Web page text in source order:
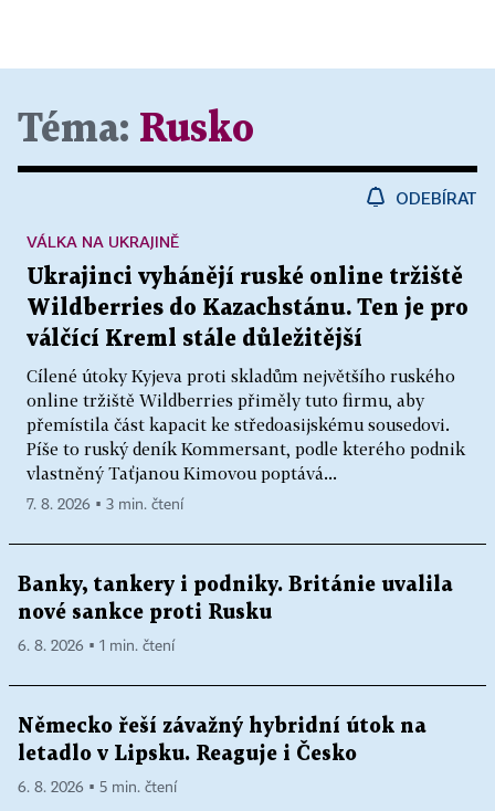
Téma: Rusko
ODEBÍRAT
Ukrajinci vyhánějí ruské online tržiště
Wildberries do Kazachstánu. Ten je pro
válčící Kreml stále důležitější
Cílené útoky Kyjeva proti skladům největšího ruského
online tržiště Wildberries přiměly tuto firmu, aby
přemístila část kapacit ke středoasijskému sousedovi.
Píše to ruský deník Kommersant, podle kterého podnik
vlastněný Taťjanou Kimovou poptává...
VÁLKA NA UKRAJINĚ
7. 8. 2026 ▪ 3 min. čtení
Banky, tankery i podniky. Británie uvalila
nové sankce proti Rusku
6. 8. 2026 ▪ 1 min. čtení
Německo řeší závažný hybridní útok na
letadlo v Lipsku. Reaguje i Česko
6. 8. 2026 ▪ 5 min. čtení